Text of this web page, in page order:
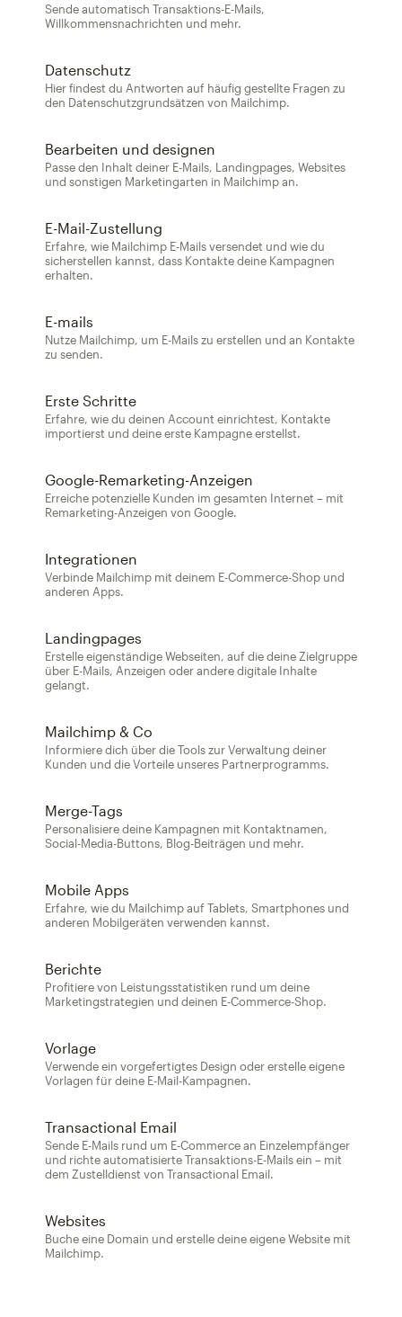
Sende automatisch Transaktions-E-Mails,
Willkommensnachrichten und mehr.
Datenschutz
Hier findest du Antworten auf häufig gestellte Fragen zu
den Datenschutzgrundsätzen von Mailchimp.
Bearbeiten und designen
Passe den Inhalt deiner E-Mails, Landingpages, Websites
und sonstigen Marketingarten in Mailchimp an.
E-Mail-Zustellung
Erfahre, wie Mailchimp E-Mails versendet und wie du
sicherstellen kannst, dass Kontakte deine Kampagnen
erhalten.
E-mails
Nutze Mailchimp, um E-Mails zu erstellen und an Kontakte
zu senden.
Erste Schritte
Erfahre, wie du deinen Account einrichtest, Kontakte
importierst und deine erste Kampagne erstellst.
Google-Remarketing-Anzeigen
Erreiche potenzielle Kunden im gesamten Internet – mit
Remarketing-Anzeigen von Google.
Integrationen
Verbinde Mailchimp mit deinem E-Commerce-Shop und
anderen Apps.
Landingpages
Erstelle eigenständige Webseiten, auf die deine Zielgruppe
über E-Mails, Anzeigen oder andere digitale Inhalte
gelangt.
Mailchimp & Co
Informiere dich über die Tools zur Verwaltung deiner
Kunden und die Vorteile unseres Partnerprogramms.
Merge-Tags
Personalisiere deine Kampagnen mit Kontaktnamen,
Social-Media-Buttons, Blog-Beiträgen und mehr.
Mobile Apps
Erfahre, wie du Mailchimp auf Tablets, Smartphones und
anderen Mobilgeräten verwenden kannst.
Berichte
Profitiere von Leistungsstatistiken rund um deine
Marketingstrategien und deinen E-Commerce-Shop.
Vorlage
Verwende ein vorgefertigtes Design oder erstelle eigene
Vorlagen für deine E-Mail-Kampagnen.
Transactional Email
Sende E-Mails rund um E-Commerce an Einzelempfänger
und richte automatisierte Transaktions-E-Mails ein – mit
dem Zustelldienst von Transactional Email.
Websites
Buche eine Domain und erstelle deine eigene Website mit
Mailchimp.